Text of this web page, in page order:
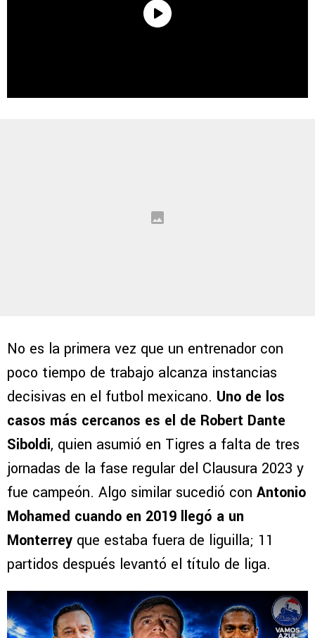
No es la primera vez que un entrenador con
poco tiempo de trabajo alcanza instancias
decisivas en el futbol mexicano. Uno de los
casos más cercanos es el de Robert Dante
Siboldi, quien asumió en Tigres a falta de tres
jornadas de la fase regular del Clausura 2023 y
fue campeón. Algo similar sucedió con Antonio
Mohamed cuando en 2019 llegó a un
Monterrey que estaba fuera de liguilla; 11
partidos después levantó el título de liga.